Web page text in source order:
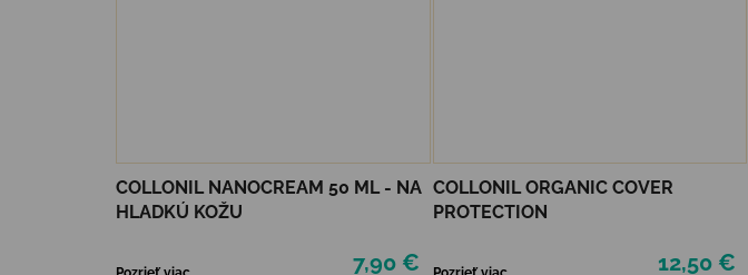
COLLONIL NANOCREAM 50 ML - NA
HLADKÚ KOŽU
7,90 €
COLLONIL ORGANIC COVER
PROTECTION
12,50 €